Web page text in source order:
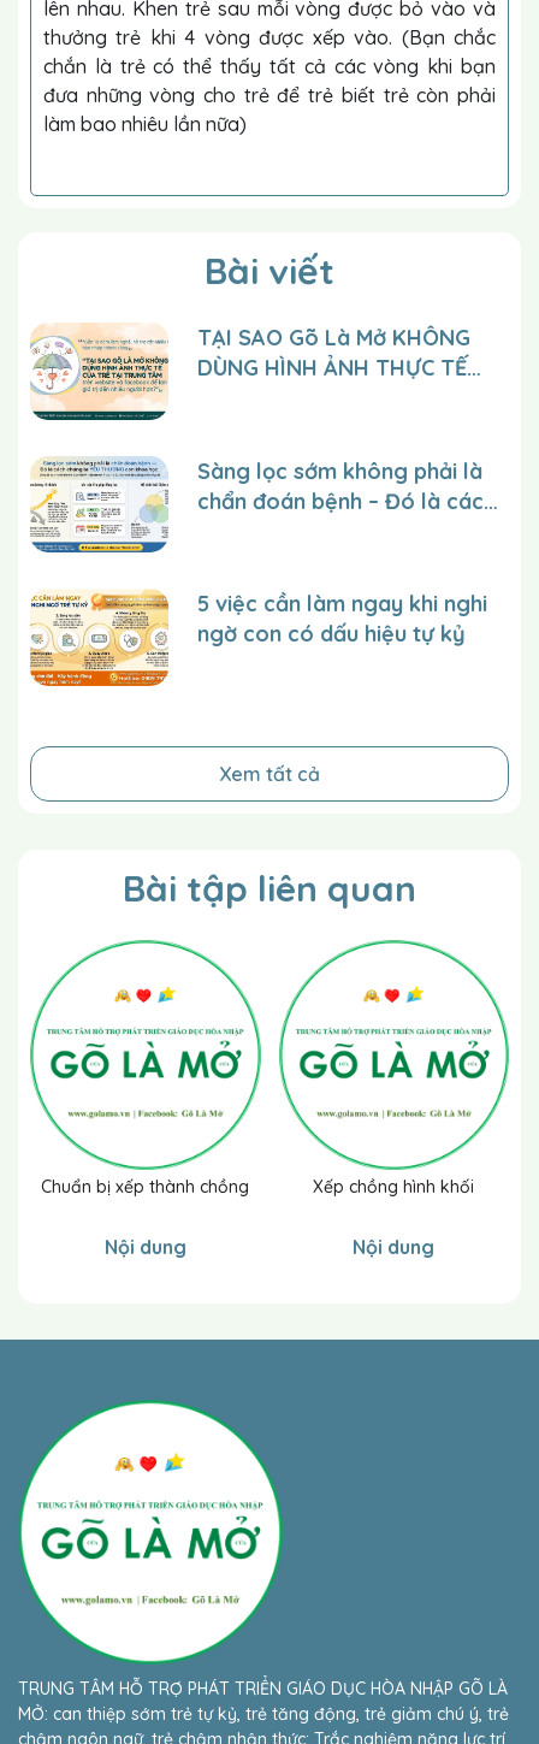
lên nhau. Khen trẻ sau mỗi vòng được bỏ vào và
thưởng trẻ khi 4 vòng được xếp vào. (Bạn chắc
chắn là trẻ có thể thấy tất cả các vòng khi bạn
đưa những vòng cho trẻ để trẻ biết trẻ còn phải
làm bao nhiêu lần nữa)
Bài viết
TẠI SAO Gõ Là Mở KHÔNG
DÙNG HÌNH ẢNH THỰC TẾ
tỏa giá trị đến nhiều người
hơn?
Sàng lọc sớm không phải là
chẩn đoán bệnh – Đó là cách
5 việc cần làm ngay khi nghi
ngờ con có dấu hiệu tự kỷ
Xem tất cả
Bài tập liên quan
Chuẩn bị xếp thành chồng
Nội dung
Xếp chồng hình khối
Nội dung
TRUNG TÂM HỖ TRỢ PHÁT TRIỂN GIÁO DỤC HÒA NHẬP GÕ LÀ
MỞ: can thiệp sớm trẻ tự kỷ, trẻ tăng động, trẻ giảm chú ý, trẻ